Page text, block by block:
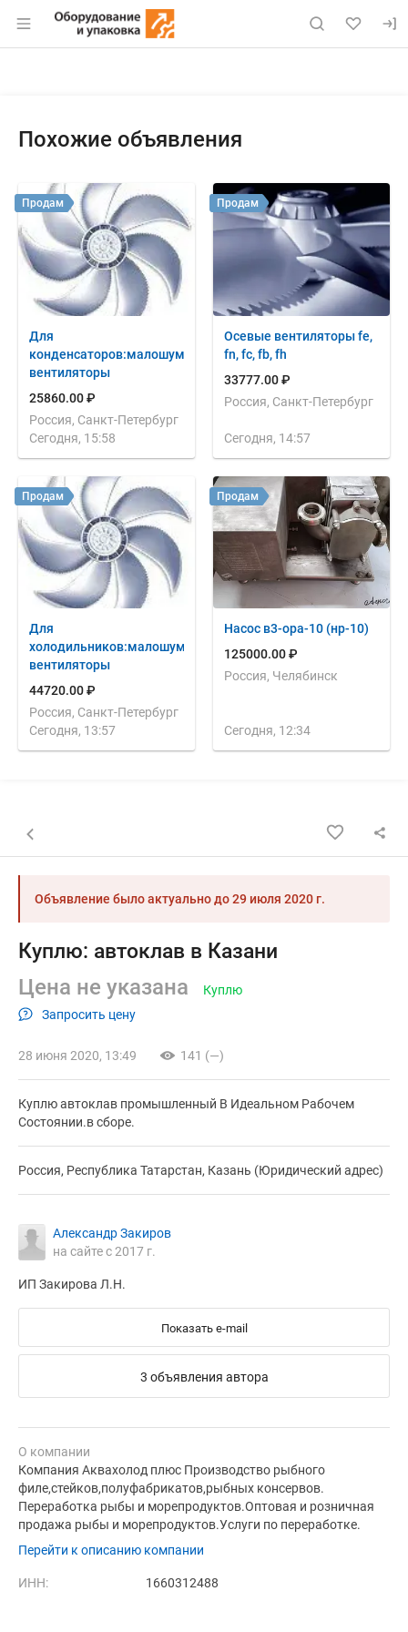
Раздел навигации по сайту eqinfo.ru
Похожие объявления
Для
конденсаторов:малошумные
вентиляторы
25860.00 ₽
Россия, Санкт-Петербург
Сегодня, 15:58
Продам
Осевые вентиляторы fe,
fn, fc, fb, fh
33777.00 ₽
Россия, Санкт-Петербург
Сегодня, 14:57
Продам
Для
холодильников:малошумные
вентиляторы
44720.00 ₽
Россия, Санкт-Петербург
Сегодня, 13:57
Продам
Насос в3-ора-10 (нр-10)
125000.00 ₽
Россия, Челябинск
Сегодня, 12:34
Продам
Назад к списку объявлений
Объявление было актуально до29 июля 2020 г.
Куплю: автоклав в Казани
Цена не указана
Запросить цену
Куплю
28 июня 2020, 13:49 141 (—)
Куплю автоклав промышленный В Идеальном Рабочем
Состоянии.в сборе.
Россия, Республика Татарстан, Казань (Юридический адрес)
Александр Закиров
на сайте с 2017 г.
ИП Закирова Л.Н.
Показать e-mail
3 объявления автора
О компании
Компания Аквахолод плюс Производство рыбного
филе,стейков,полуфабрикатов,рыбных консервов.
Переработка рыбы и морепродуктов.Оптовая и розничная
продажа рыбы и морепродуктов.Услуги по переработке.
Перейти к описанию компании
ИНН: 1660312488